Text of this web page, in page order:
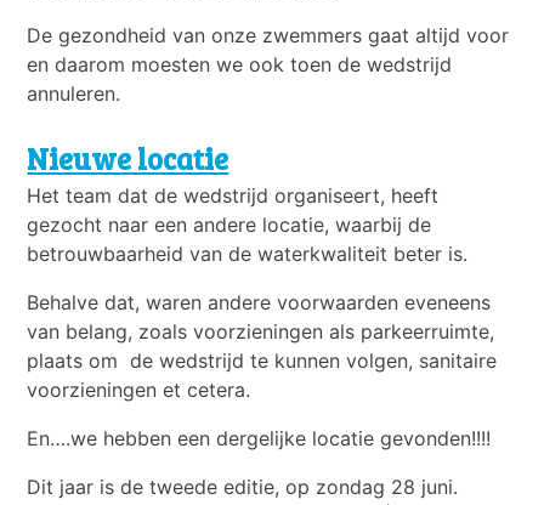
De gezondheid van onze zwemmers gaat altijd voor
en daarom moesten we ook toen de wedstrijd
annuleren.
Nieuwe locatie
Het team dat de wedstrijd organiseert, heeft
gezocht naar een andere locatie, waarbij de
betrouwbaarheid van de waterkwaliteit beter is.
Behalve dat, waren andere voorwaarden eveneens
van belang, zoals voorzieningen als parkeerruimte,
plaats om de wedstrijd te kunnen volgen, sanitaire
voorzieningen et cetera.
En….we hebben een dergelijke locatie gevonden!!!!
Dit jaar is de tweede editie, op zondag 28 juni.